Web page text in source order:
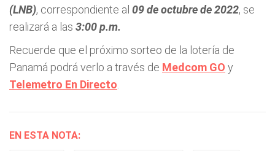
(LNB), correspondiente al 09 de octubre de 2022, se
realizará a las 3:00 p.m.
Recuerde que el próximo sorteo de la lotería de
Panamá podrá verlo a través de Medcom GO y
Telemetro En Directo
EN ESTA NOTA: